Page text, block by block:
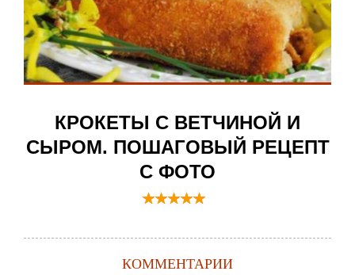
КРОКЕТЫ С ВЕТЧИНОЙ И
СЫРОМ. ПОШАГОВЫЙ РЕЦЕПТ
С ФОТО
КОММЕНТАРИИ